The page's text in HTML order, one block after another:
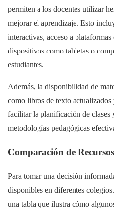
permiten a los docentes utilizar
mejorar el aprendizaje. Esto
interactivas, acceso a
dispositivos como tabletas o
estudiantes.
Además, la disponibilidad de
como libros de texto
facilitar la planificación de clases
metodologías pedagógicas
Comparación de
Para tomar una decisión
disponibles en diferentes
una tabla que ilustra cómo